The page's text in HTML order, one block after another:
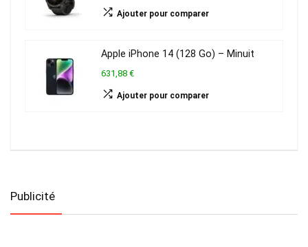
Ajouter pour comparer
Apple iPhone 14 (128 Go) – Minuit
631,88 €
Ajouter pour comparer
Publicité